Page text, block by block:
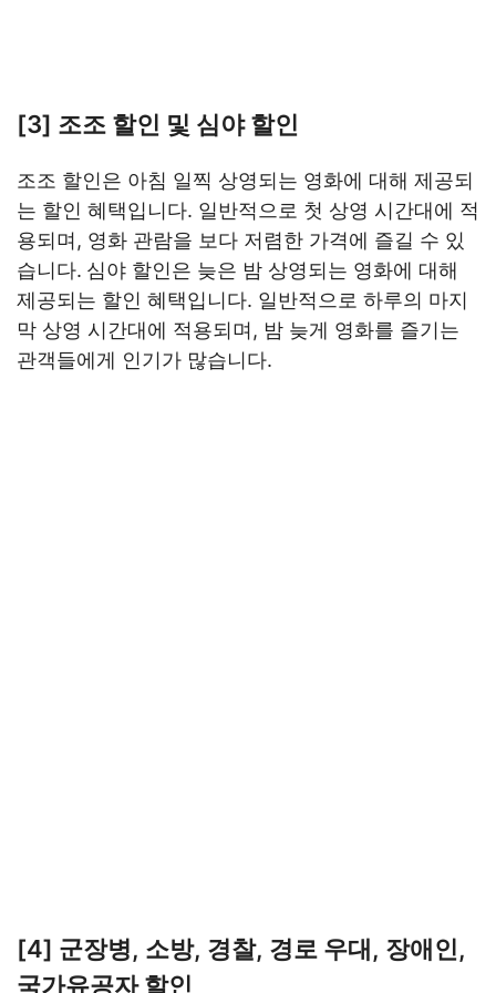
[3] 조조 할인 및 심야 할인
조조 할인은 아침 일찍 상영되는 영화에 대해 제공되
는 할인 혜택입니다. 일반적으로 첫 상영 시간대에 적
용되며, 영화 관람을 보다 저렴한 가격에 즐길 수 있
습니다. 심야 할인은 늦은 밤 상영되는 영화에 대해
제공되는 할인 혜택입니다. 일반적으로 하루의 마지
막 상영 시간대에 적용되며, 밤 늦게 영화를 즐기는
관객들에게 인기가 많습니다.
[4] 군장병, 소방, 경찰, 경로 우대, 장애인,
국가유공자 할인